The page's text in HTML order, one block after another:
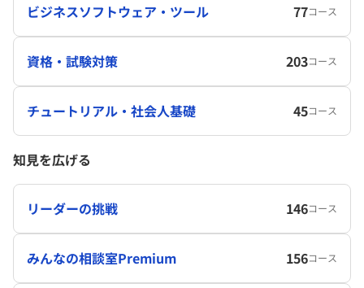
ビジネスソフトウェア・ツール 77コース
資格・試験対策 203コース
チュートリアル・社会人基礎 45コース
知見を広げる
リーダーの挑戦 146コース
みんなの相談室Premium 156コース